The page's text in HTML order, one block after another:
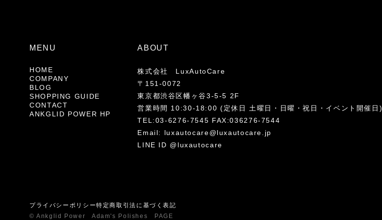
ABOUT
株式会社 LuxAutoCare
〒151-0072
東京都渋谷区幡ヶ谷3-5-5 2F
営業時間 10:30-18:00 (定休日 土曜日・日曜・祝日・イベント開催日)
TEL:03-6276-7545 FAX:036276-7544
Email: luxautocare@luxautocare.jp
LINE ID @luxautocare
MENU
HOME
COMPANY
BLOG
SHOPPING GUIDE
CONTACT
ANKGLID POWER HP
プライバシーポリシー特定商取引法に基づく表記
© Ankglid Power Adam's Polishes PAGE